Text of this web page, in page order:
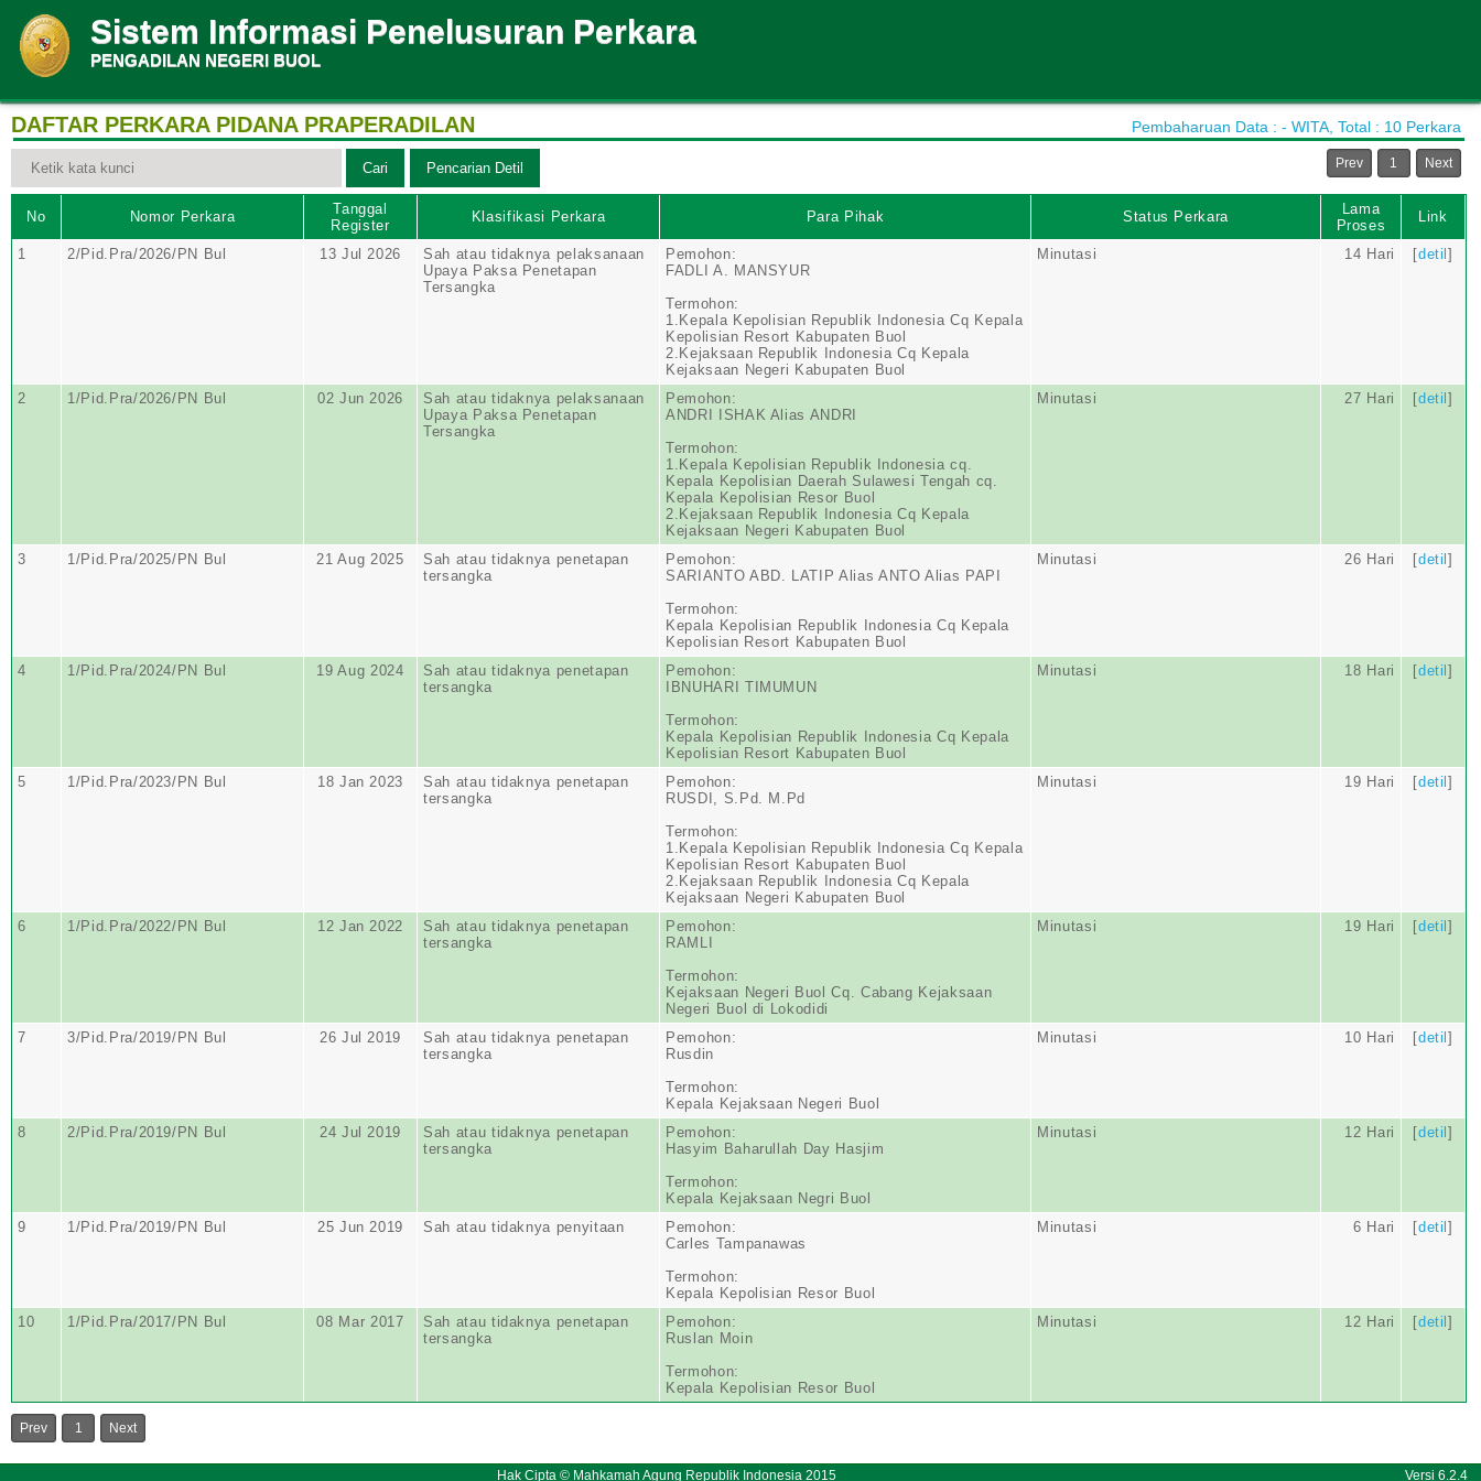
Sistem Informasi Penelusuran Perkara
PENGADILAN NEGERI BUOL
DAFTAR PERKARA PIDANA PRAPERADILAN Pembaharuan Data : - WITA, Total : 10 Perkara
Prev 1 Next
No Nomor Perkara
Tanggal
Register
Klasifikasi Perkara Para Pihak Status Perkara
Lama
Proses
Link
1 2/Pid.Pra/2026/PN Bul 13 Jul 2026
Sah atau tidaknya pelaksanaan
Upaya Paksa Penetapan
Tersangka
Pemohon:
FADLI A. MANSYUR
Termohon:
1.Kepala Kepolisian Republik Indonesia Cq Kepala
Kepolisian Resort Kabupaten Buol
2.Kejaksaan Republik Indonesia Cq Kepala
Kejaksaan Negeri Kabupaten Buol
Minutasi 14 Hari [detil]
2 1/Pid.Pra/2026/PN Bul 02 Jun 2026
Sah atau tidaknya pelaksanaan
Upaya Paksa Penetapan
Tersangka
Pemohon:
ANDRI ISHAK Alias ANDRI
Termohon:
1.Kepala Kepolisian Republik Indonesia cq.
Kepala Kepolisian Daerah Sulawesi Tengah cq.
Kepala Kepolisian Resor Buol
2.Kejaksaan Republik Indonesia Cq Kepala
Kejaksaan Negeri Kabupaten Buol
Minutasi 27 Hari [detil]
3 1/Pid.Pra/2025/PN Bul 21 Aug 2025
Sah atau tidaknya penetapan
tersangka
Pemohon:
SARIANTO ABD. LATIP Alias ANTO Alias PAPI
Termohon:
Kepala Kepolisian Republik Indonesia Cq Kepala
Kepolisian Resort Kabupaten Buol
Minutasi 26 Hari [detil]
4 1/Pid.Pra/2024/PN Bul 19 Aug 2024
Sah atau tidaknya penetapan
tersangka
Pemohon:
IBNUHARI TIMUMUN
Termohon:
Kepala Kepolisian Republik Indonesia Cq Kepala
Kepolisian Resort Kabupaten Buol
Minutasi 18 Hari [detil]
5 1/Pid.Pra/2023/PN Bul 18 Jan 2023
Sah atau tidaknya penetapan
tersangka
Pemohon:
RUSDI, S.Pd. M.Pd
Termohon:
1.Kepala Kepolisian Republik Indonesia Cq Kepala
Kepolisian Resort Kabupaten Buol
2.Kejaksaan Republik Indonesia Cq Kepala
Kejaksaan Negeri Kabupaten Buol
Minutasi 19 Hari [detil]
6 1/Pid.Pra/2022/PN Bul 12 Jan 2022
Sah atau tidaknya penetapan
tersangka
Pemohon:
RAMLI
Termohon:
Kejaksaan Negeri Buol Cq. Cabang Kejaksaan
Negeri Buol di Lokodidi
Minutasi 19 Hari [detil]
7 3/Pid.Pra/2019/PN Bul 26 Jul 2019
Sah atau tidaknya penetapan
tersangka
Pemohon:
Rusdin
Termohon:
Kepala Kejaksaan Negeri Buol
Minutasi 10 Hari [detil]
8 2/Pid.Pra/2019/PN Bul 24 Jul 2019
Sah atau tidaknya penetapan
tersangka
Pemohon:
Hasyim Baharullah Day Hasjim
Termohon:
Kepala Kejaksaan Negri Buol
Minutasi 12 Hari [detil]
9 1/Pid.Pra/2019/PN Bul 25 Jun 2019 Sah atau tidaknya penyitaan
Pemohon:
Carles Tampanawas
Termohon:
Kepala Kepolisian Resor Buol
Minutasi 6 Hari [detil]
10 1/Pid.Pra/2017/PN Bul 08 Mar 2017
Sah atau tidaknya penetapan
tersangka
Pemohon:
Ruslan Moin
Termohon:
Kepala Kepolisian Resor Buol
Minutasi 12 Hari [detil]
Prev 1 Next
Hak Cipta © Mahkamah Agung Republik Indonesia 2015 Versi 6.2.4